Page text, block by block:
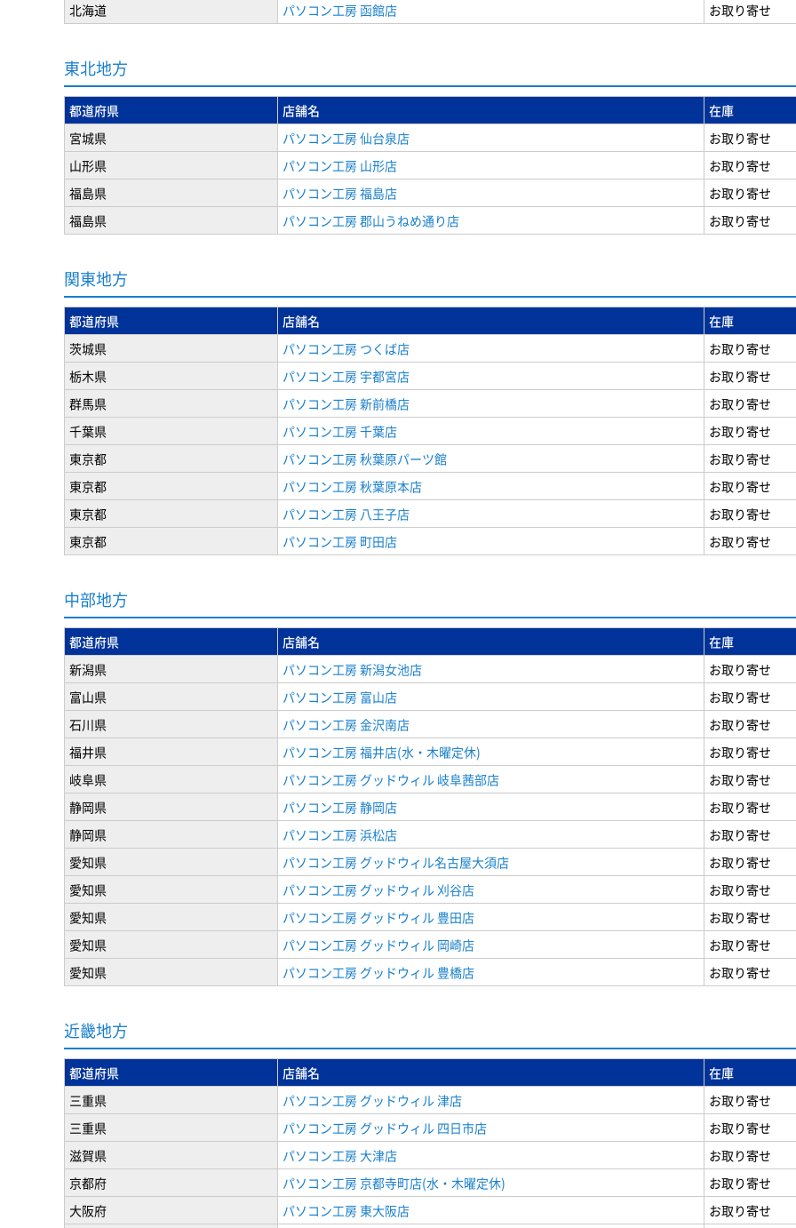
北海道
パソコン工房 函館店 お取り寄せ
東北地方
都道府県 店舗名
在庫
宮城県
パソコン工房 仙台泉店
お取り寄せ
山形県
パソコン工房 山形店
お取り寄せ
福島県
パソコン工房 福島店
お取り寄せ
福島県
パソコン工房 郡山うねめ通り店 お取り寄せ
関東地方
都道府県 店舗名
在庫
茨城県
パソコン工房 つくば店
お取り寄せ
栃木県
パソコン工房 宇都宮店
お取り寄せ
群馬県
パソコン工房 新前橋店
お取り寄せ
千葉県
パソコン工房 千葉店
お取り寄せ
東京都
パソコン工房 秋葉原パーツ館
お取り寄せ
東京都
パソコン工房 秋葉原本店
お取り寄せ
東京都
パソコン工房 八王子店
お取り寄せ
東京都
パソコン工房 町田店 お取り寄せ
中部地方
都道府県 店舗名
在庫
新潟県
パソコン工房 新潟女池店
お取り寄せ
富山県
パソコン工房 富山店
お取り寄せ
石川県
パソコン工房 金沢南店
お取り寄せ
福井県
パソコン工房 福井店(水・木曜定休)
お取り寄せ
岐阜県
パソコン工房 グッドウィル 岐阜茜部店
お取り寄せ
静岡県
パソコン工房 静岡店
お取り寄せ
静岡県
パソコン工房 浜松店
お取り寄せ
愛知県
パソコン工房 グッドウィル名古屋大須店
お取り寄せ
愛知県
パソコン工房 グッドウィル 刈谷店
お取り寄せ
愛知県
パソコン工房 グッドウィル 豊田店
お取り寄せ
愛知県
パソコン工房 グッドウィル 岡崎店
お取り寄せ
愛知県
パソコン工房 グッドウィル 豊橋店 お取り寄せ
近畿地方
都道府県 店舗名
在庫
三重県
パソコン工房 グッドウィル 津店
お取り寄せ
三重県
パソコン工房 グッドウィル 四日市店
お取り寄せ
滋賀県
パソコン工房 大津店
お取り寄せ
京都府
パソコン工房 京都寺町店(水・木曜定休)
お取り寄せ
大阪府
パソコン工房 東大阪店
お取り寄せ